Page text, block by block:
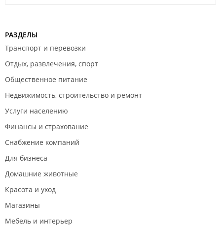
РАЗДЕЛЫ
Транспорт и перевозки
Отдых, развлечения, спорт
Общественное питание
Недвижимость, строительство и ремонт
Услуги населению
Финансы и страхование
Снабжение компаний
Для бизнеса
Домашние животные
Красота и уход
Магазины
Мебель и интерьер